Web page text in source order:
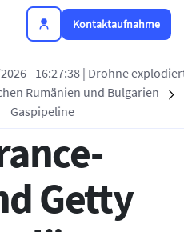
Kontaktaufnahme
| Drohne explodiert
und Bulgarien nahe
Getty